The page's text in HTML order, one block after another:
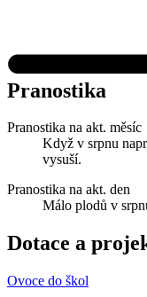
Pranostika
Pranostika na akt. měsíc
Když v srpnu
vysuší.
Pranostika na akt. den
Málo plodů v
Dotace a
Ovoce do škol